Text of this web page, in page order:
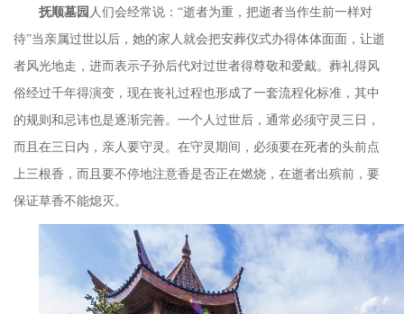
抚顺墓园 人们会经常说：“逝者为重，把逝者当作生前一样对
待”当亲属过世以后，她的家人就会把安葬仪式办得体体面面，让逝
者风光地走，进而表示子孙后代对过世者得尊敬和爱戴。葬礼得风
俗经过千年得演变，现在丧礼过程也形成了一套流程化标准，其中
的规则和忌讳也是逐渐完善。一个人过世后，通常必须守灵三日，
而且在三日内，亲人要守灵。在守灵期间，必须要在死者的头前点
上三根香，而且要不停地注意香是否正在燃烧，在逝者出殡前，要
保证草香不能熄灭。